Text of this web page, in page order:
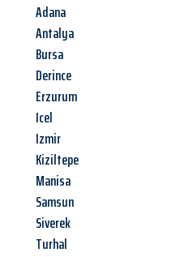
Adana
Antalya
Bursa
Derince
Erzurum
Icel
Izmir
Kiziltepe
Manisa
Samsun
Siverek
Turhal